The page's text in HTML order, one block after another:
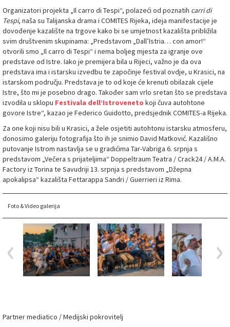
Organizatori projekta „Il carro di Tespi“, polazeći od poznatih carri di
Tespi, naša su Talijanska drama i COMITES Rijeka, ideja manifestacije je
dovođenje kazalište na trgove kako bi se umjetnost kazališta približila
svim društvenim skupinama: „Predstavom „Dall’Istria… con amor!“
otvorili smo „Il carro di Tespi“ i nema boljeg mjesta za igranje ove
predstave od Istre. Iako je premijera bila u Rijeci, važno je da ova
predstava ima i istarsku izvedbu te započinje festival ovdje, u Krasici, na
istarskom području. Predstava je to od koje će krenuti obilazak cijele
Istre, što mi je posebno drago. Također sam vrlo sretan što se predstava
izvodila u sklopu Festivala dell’Istroveneto koji čuva autohtone
govore Istre“, kazao je Federico Guidotto, predsjednik COMITES-a Rijeka.
Za one koji nisu bili u Krasici, a žele osjetiti autohtonu istarsku atmosferu,
donosimo galeriju fotografija što ih je snimio David Matković. Kazališno
putovanje Istrom nastavlja se u gradićima Tar-Vabriga 6. srpnja s
predstavom „Večera s prijateljima“ Doppeltraum Teatra / Crack24 / A.M.A.
Factory iz Torina te Savudriji 13. srpnja s predstavom „Džepna
apokalipsa“ kazališta Fettarappa Sandri / Guerrieri iz Rima.
Foto & Video galerija
Partner mediatico / Medijski pokrovitelj